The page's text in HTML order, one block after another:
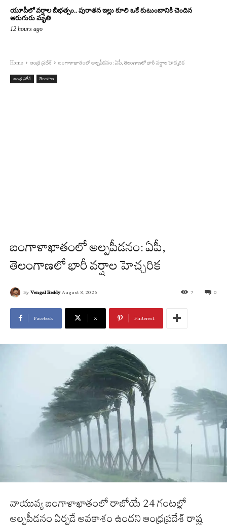
యూపీలో వర్షాల బీభత్సం.. పురాతన ఇల్లు కూలి ఒకే కుటుంబానికి చెందిన
ఆరుగురు మృతి
12 hours ago